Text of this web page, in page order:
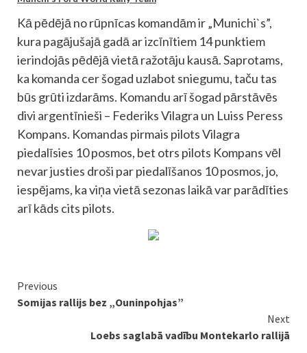
Kā pēdējā no rūpnīcas komandām ir „Munichi`s”,
kura pagājušajā gadā ar izcīnītiem 14 punktiem
ierindojās pēdējā vietā ražotāju kausā. Saprotams,
ka komanda cer šogad uzlabot sniegumu, taču tas
būs grūti izdarāms. Komandu arī šogad pārstāvēs
divi argentīnieši – Federiks Vilagra un Luiss Peress
Kompans. Komandas pirmais pilots Vilagra
piedalīsies 10 posmos, bet otrs pilots Kompans vēl
nevar justies droši par piedalīšanos 10 posmos, jo,
iespējams, ka viņa vietā sezonas laikā var parādīties
arī kāds cits pilots.
Continue
Reading
Previous
Somijas rallijs bez „Ouninpohjas”
Next
Loebs saglabā vadību Montekarlo rallijā